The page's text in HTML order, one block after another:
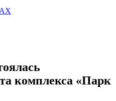
комплекса «Парк